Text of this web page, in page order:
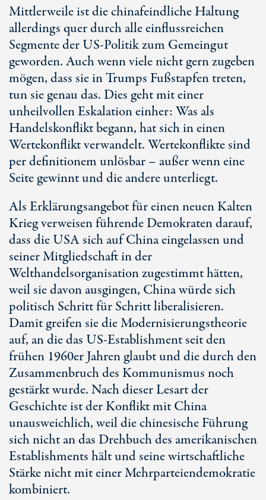
Mittlerweile ist die chinafeindliche Haltung
allerdings quer durch alle einflussreichen
Segmente der US-Politik zum Gemeingut
geworden. Auch wenn viele nicht gern zugeben
mögen, dass sie in Trumps Fußstapfen treten,
tun sie genau das. Dies geht mit einer
unheilvollen Eskalation einher: Was als
Handelskonflikt begann, hat sich in einen
Wertekonflikt verwandelt. Wertekonflikte sind
per definitionem unlösbar – außer wenn eine
Seite gewinnt und die andere unterliegt.
Als Erklärungsangebot für einen neuen Kalten
Krieg verweisen führende Demokraten darauf,
dass die USA sich auf China eingelassen und
seiner Mitgliedschaft in der
Welthandelsorganisation zugestimmt hätten,
weil sie davon ausgingen, China würde sich
politisch Schritt für Schritt liberalisieren.
Damit greifen sie die Modernisierungstheorie
auf, an die das US-Establishment seit den
frühen 1960er Jahren glaubt und die durch den
Zusammenbruch des Kommunismus noch
gestärkt wurde. Nach dieser Lesart der
Geschichte ist der Konflikt mit China
unausweichlich, weil die chinesische Führung
sich nicht an das Drehbuch des amerikanischen
Establishments hält und seine wirtschaftliche
Stärke nicht mit einer Mehrparteiendemokratie
kombiniert.